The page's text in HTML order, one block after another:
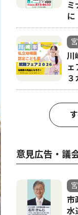
ミ
に
川
３
意見広告・議
市
水